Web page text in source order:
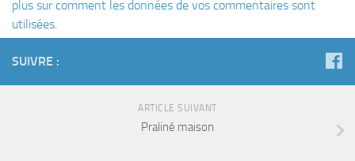
plus sur comment les données de vos commentaires sont
utilisées.
SUIVRE :
ARTICLE SUIVANT
Praliné maison